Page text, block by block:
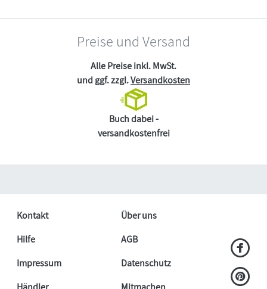
Preise und Versand
Alle Preise inkl. MwSt.
und ggf. zzgl.Versandkosten
Buch dabei -
versandkostenfrei
Kontakt
Über uns
Hilfe
AGB
Impressum
Datenschutz